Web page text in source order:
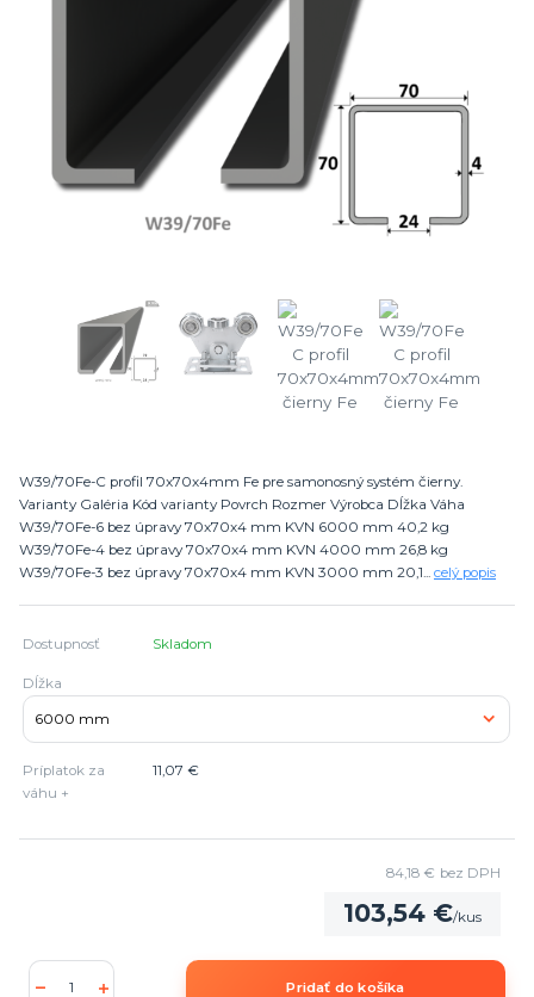
W39/70Fe-C profil 70x70x4mm Fe pre samonosný systém čierny.
Varianty Galéria Kód varianty Povrch Rozmer Výrobca Dĺžka Váha
W39/70Fe-6 bez úpravy 70x70x4 mm KVN 6000 mm 40,2 kg
W39/70Fe-4 bez úpravy 70x70x4 mm KVN 4000 mm 26,8 kg
W39/70Fe-3 bez úpravy 70x70x4 mm KVN 3000 mm 20,1... celý popis
Dostupnosť Skladom
Dĺžka
Príplatok za
váhu +
11,07 €
103,54 €/kus
84,18 € bez DPH
Pridať do košíka